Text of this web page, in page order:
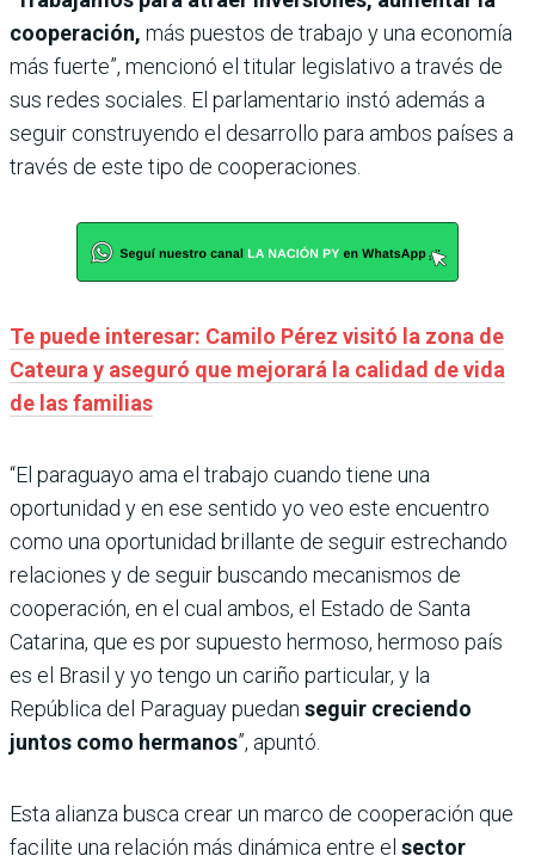
cooperación, más puestos de trabajo y una economía
más fuerte”, mencionó el titular legislativo a través de
sus redes sociales. El parlamentario instó además a
seguir construyendo el desarrollo para ambos países a
través de este tipo de cooperaciones.
Te puede interesar: Camilo Pérez visitó la zona de
Cateura y aseguró que mejorará la calidad de vida
de las familias
“El paraguayo ama el trabajo cuando tiene una
oportunidad y en ese sentido yo veo este encuentro
como una oportunidad brillante de seguir estrechando
relaciones y de seguir buscando mecanismos de
cooperación, en el cual ambos, el Estado de Santa
Catarina, que es por supuesto hermoso, hermoso país
es el Brasil y yo tengo un cariño particular, y la
República del Paraguay puedan seguir creciendo
juntos como hermanos”, apuntó.
Esta alianza busca crear un marco de cooperación que
facilite una relación más dinámica entre el sector